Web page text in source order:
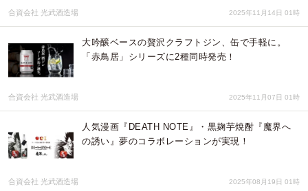
合資会社 光武酒造場 2025年11月14日 01時
大吟醸ベースの贅沢クラフトジン、缶で手軽に。
「赤鳥居」シリーズに2種同時発売！
合資会社 光武酒造場 2025年11月07日 01時
人気漫画『DEATH NOTE』・黒麹芋焼酎『魔界へ
の誘い』夢のコラボレーションが実現！
合資会社 光武酒造場 2025年08月19日 01時